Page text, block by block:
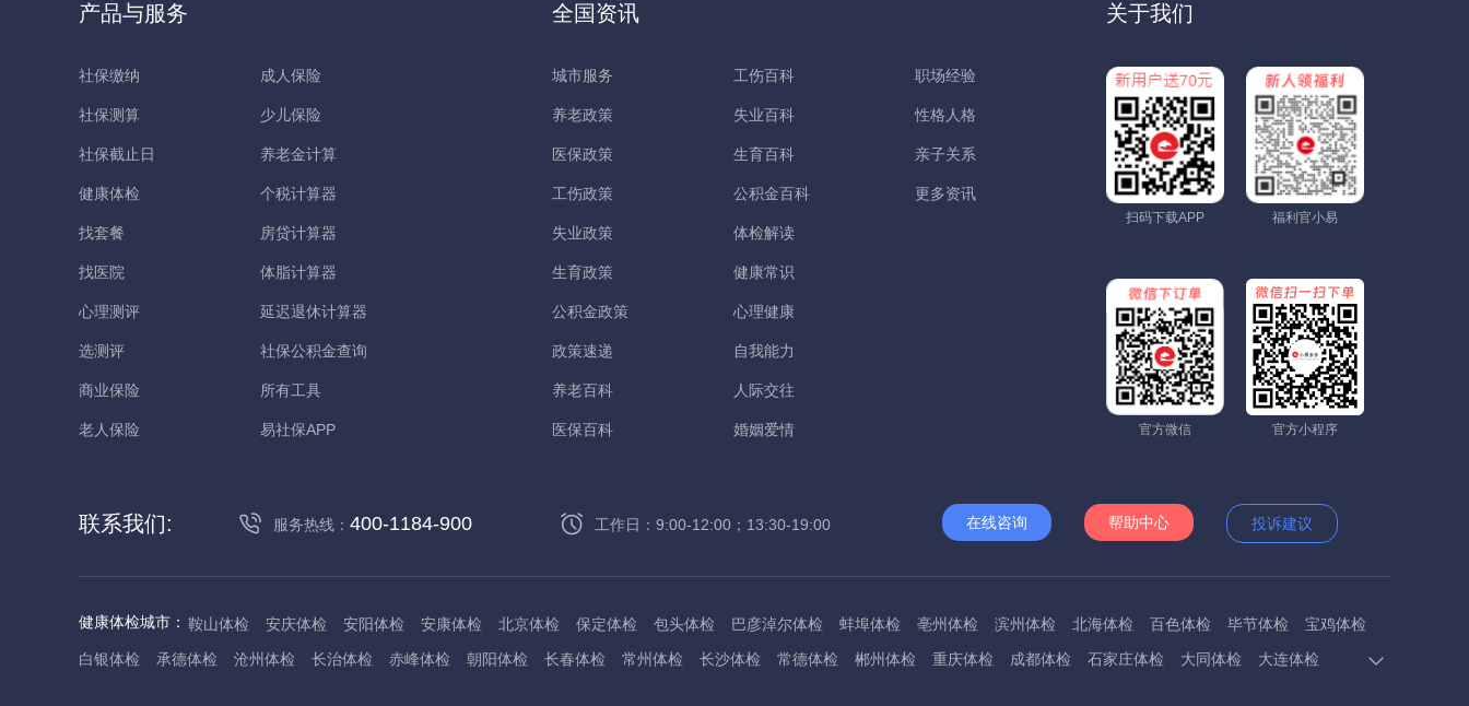
产品与服务
社保缴纳
社保测算
社保截止日
健康体检
找套餐
找医院
心理测评
选测评
商业保险
老人保险
成人保险
少儿保险
养老金计算
个税计算器
房贷计算器
体脂计算器
延迟退休计算器
社保公积金查询
所有工具
易社保APP
全国资讯
城市服务
养老政策
医保政策
工伤政策
失业政策
生育政策
公积金政策
政策速递
养老百科
医保百科
工伤百科
失业百科
生育百科
公积金百科
体检解读
健康常识
心理健康
自我能力
人际交往
婚姻爱情
职场经验
性格人格
亲子关系
更多资讯
关于我们
扫码下载APP 福利官小易
官方微信 官方小程序
联系我们: 服务热线： 400-1184-900 工作日：9:00-12:00；13:30-19:00 在线咨询 帮助中心 投诉建议
健康体检城市： 鞍山体检 安庆体检 安阳体检 安康体检 北京体检 保定体检 包头体检 巴彦淖尔体检 蚌埠体检 亳州体检 滨州体检 北海体检 百色体检 毕节体检
宝鸡体检
白银体检
承德体检 沧州体检 长治体检 赤峰体检 朝阳体检 长春体检 常州体检 长沙体检 常德体检 郴州体检 重庆体检 成都体检 石家庄体检 大同体检
大连体检